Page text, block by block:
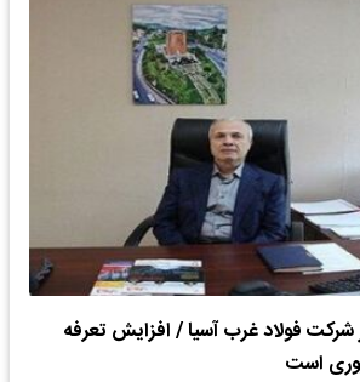
شرکت فولاد غرب آسیا / افزایش تعرفه
است